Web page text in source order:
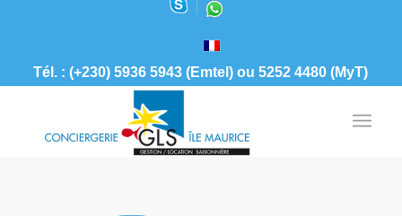
Tél. : (+230) 5936 5943 (Emtel) ou 5252 4480 (MyT)